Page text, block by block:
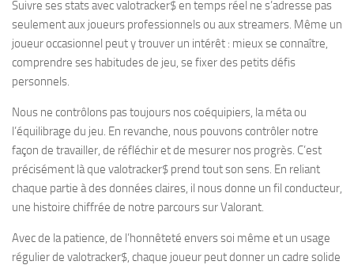
Suivre ses stats avec valotracker$ en temps réel ne s’adresse pas
seulement aux joueurs professionnels ou aux streamers. Même un
joueur occasionnel peut y trouver un intérêt : mieux se connaître,
comprendre ses habitudes de jeu, se fixer des petits défis
personnels.
Nous ne contrôlons pas toujours nos coéquipiers, la méta ou
l’équilibrage du jeu. En revanche, nous pouvons contrôler notre
façon de travailler, de réfléchir et de mesurer nos progrès. C’est
précisément là que valotracker$ prend tout son sens. En reliant
chaque partie à des données claires, il nous donne un fil conducteur,
une histoire chiffrée de notre parcours sur Valorant.
Avec de la patience, de l’honnêteté envers soi même et un usage
régulier de valotracker$, chaque joueur peut donner un cadre solide